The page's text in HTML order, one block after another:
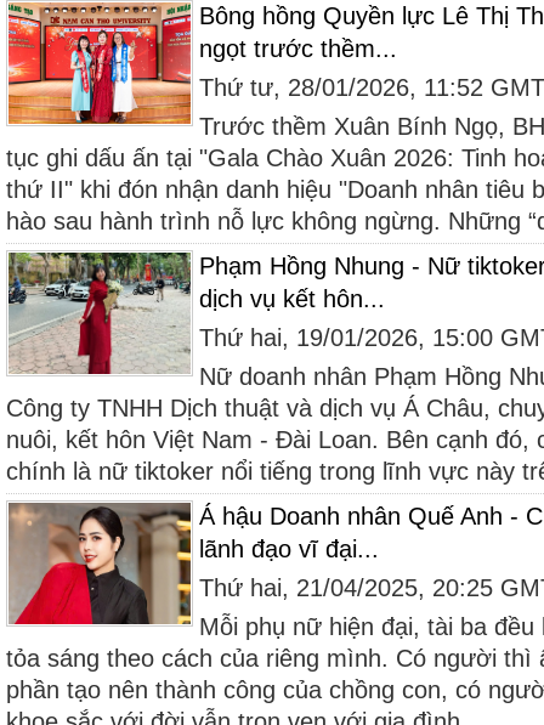
Bông hồng Quyền lực Lê Thị
ngọt trước thềm...
Thứ tư, 28/01/2026, 11:52
Trước thềm Xuân Bính Ngọ,
tục ghi dấu ấn tại "Gala Chào Xuân 2026: Tinh
thứ II" khi đón nhận danh hiệu "Doanh nhân tiêu
hào sau hành trình nỗ lực không ngừng. Những
Phạm Hồng Nhung - Nữ
dịch vụ kết hôn...
Thứ hai, 19/01/2026, 15:00
Nữ doanh nhân Phạm Hồng
Công ty TNHH Dịch thuật và dịch vụ Á Châu,
nuôi, kết hôn Việt Nam - Đài Loan. Bên cạnh đó,
chính là nữ tiktoker nổi tiếng trong lĩnh vực này
Á hậu Doanh nhân Quế Anh -
lãnh đạo vĩ đại...
Thứ hai, 21/04/2025, 20:25
Mỗi phụ nữ hiện đại, tài ba
tỏa sáng theo cách của riêng mình. Có người thì
phần tạo nên thành công của chồng con, có